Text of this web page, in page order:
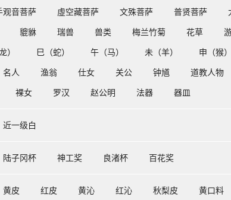
观音菩萨 虛空藏菩萨 文殊菩萨 普贤菩萨
貔貅 瑞兽 兽类 梅兰竹菊 花草
） 巳（蛇） 午（马） 未（羊） 申（猴）
名人 渔翁 仕女 关公 钟馗 道教人物
裸女 罗汉 赵公明 法器 器皿
近一级白
陆子冈杯 神工奖 良渚杯 百花奖
黄皮 红皮 黄沁 红沁 秋梨皮 黄口料